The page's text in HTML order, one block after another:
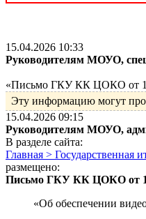
15.04.2026 10:33
Руководителям МОУО,
«Письмо ГКУ КК ЦОКО от
Эту информацию могут
15.04.2026 09:15
Руководителям МОУО,
В разделе сайта:
Главная > Государственная
размещено:
Письмо ГКУ КК ЦОКО от
«Об обеспечении